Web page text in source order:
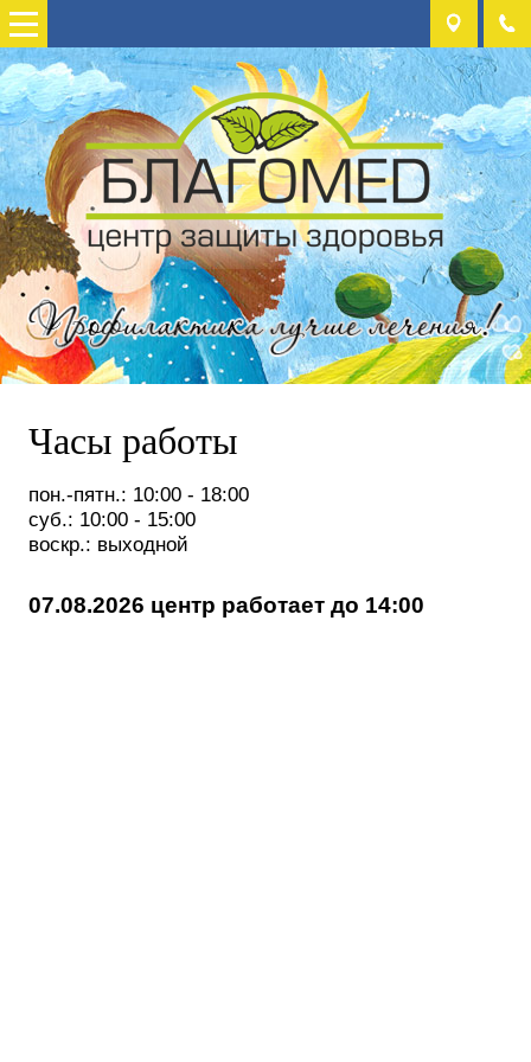
Часы работы
пон.-пятн.: 10:00 - 18:00
суб.: 10:00 - 15:00
воскр.: выходной
07.08.2026 центр работает до 14:00